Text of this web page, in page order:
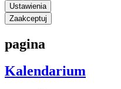
Ustawienia
Zaakceptuj
pagina
Kalendarium